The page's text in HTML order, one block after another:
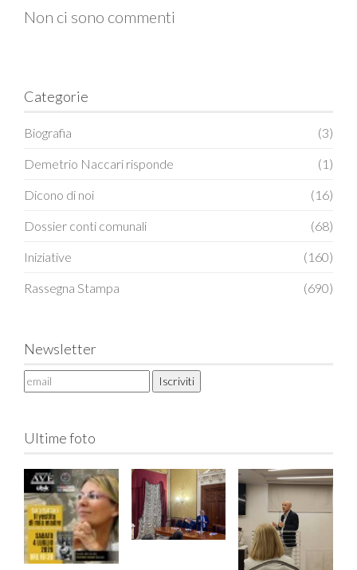
Non ci sono commenti
Categorie
Biografia (3)
Demetrio Naccari risponde (1)
Dicono di noi (16)
Dossier conti comunali (68)
Iniziative (160)
Rassegna Stampa (690)
Newsletter
Ultime foto